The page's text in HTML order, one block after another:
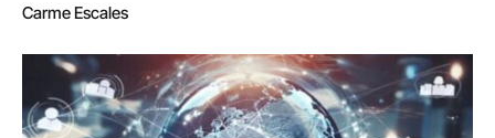
Carme Escales